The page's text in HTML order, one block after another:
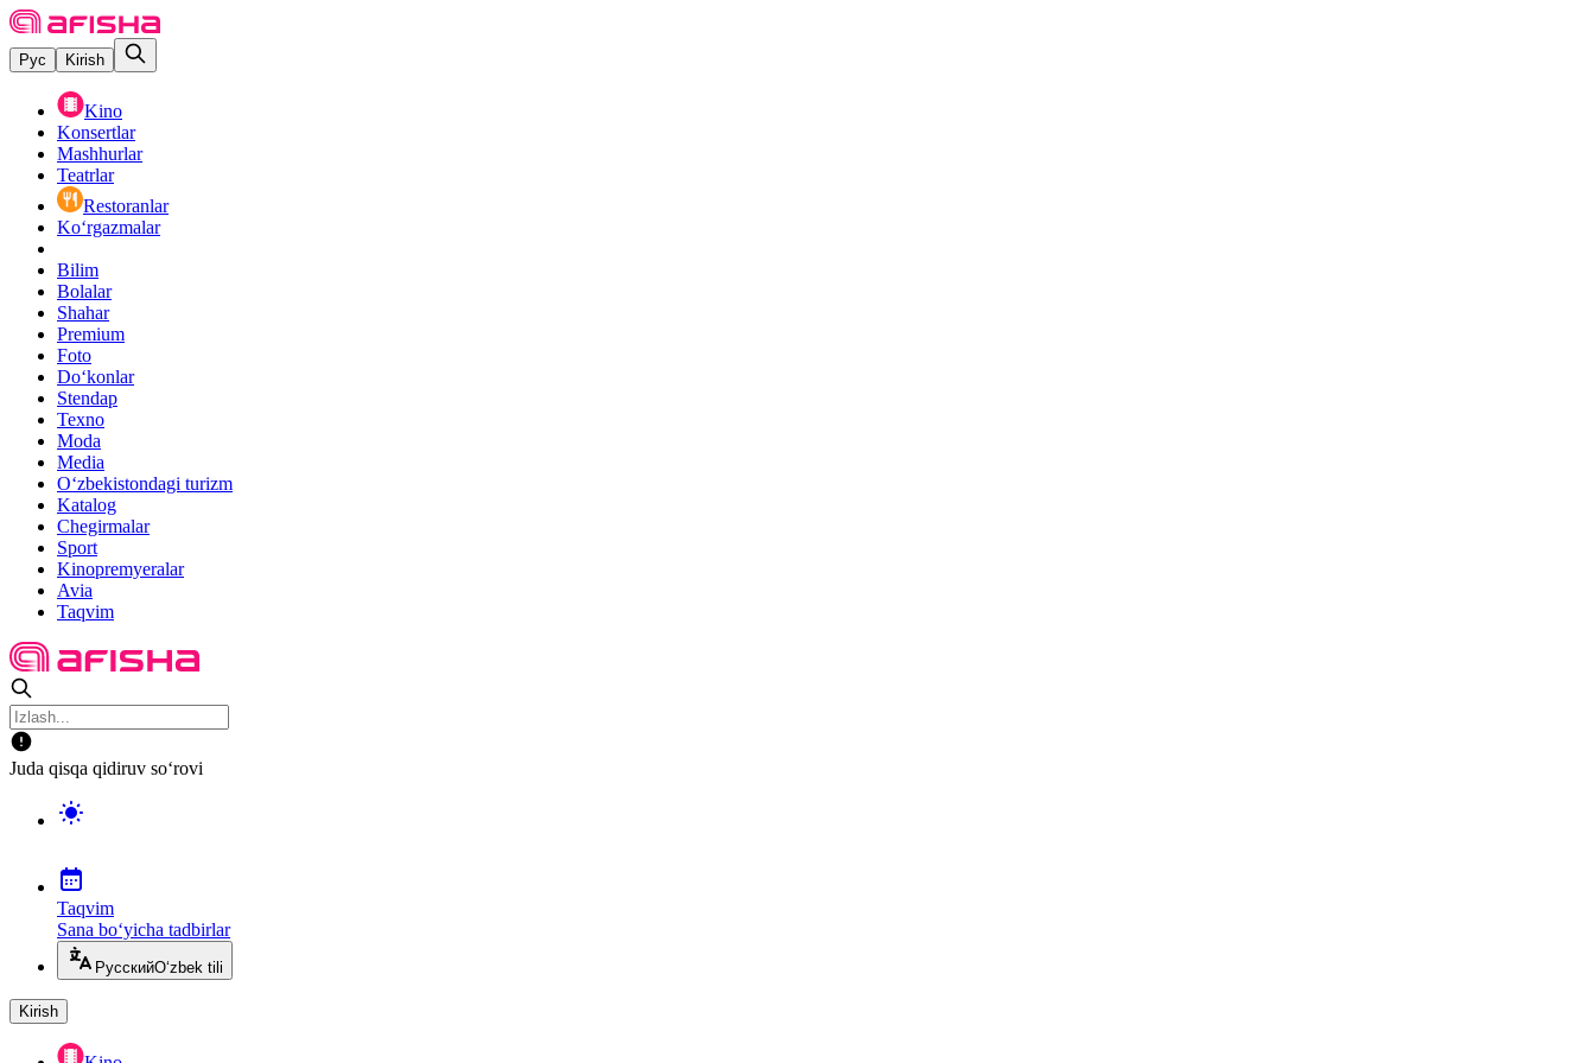
Рус Kirish
Kino
Konsertlar
Mashhurlar
Teatrlar
Restoranlar
Ko‘rgazmalar
Bilim
Bolalar
Shahar
Premium
Foto
Do‘konlar
Stendap
Texno
Moda
Media
O‘zbekistondagi turizm
Katalog
Chegirmalar
Sport
Kinopremyeralar
Avia
Taqvim
Juda qisqa qidiruv so‘rovi
Taqvim
Sana bo‘yicha tadbirlar
РусскийO‘zbek tili
Kirish